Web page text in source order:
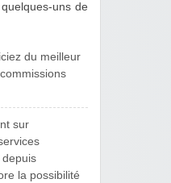
uns de
du meilleur
sur
la possibilité